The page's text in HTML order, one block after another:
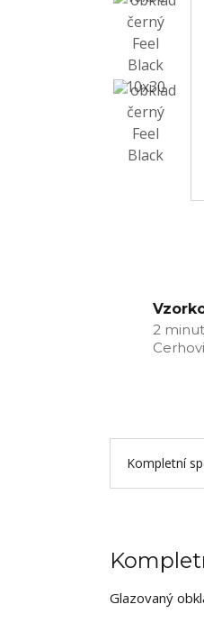
2
Kompletní
Glazovaný